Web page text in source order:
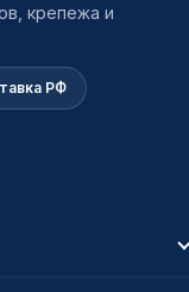
крепежа и
РФ